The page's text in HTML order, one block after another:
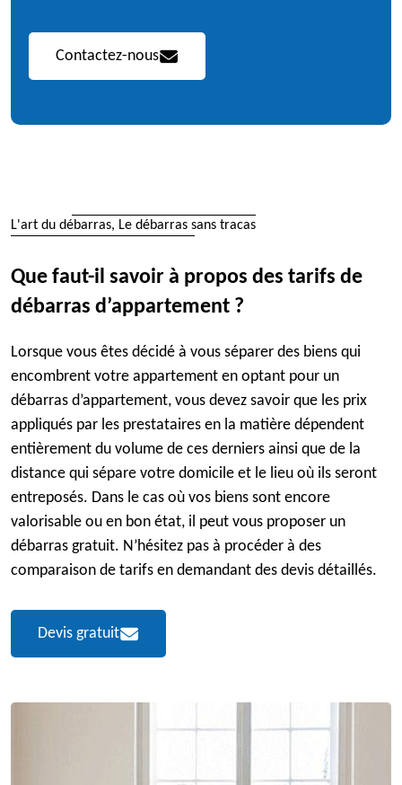
Contactez-nous
L'art du débarras, Le débarras sans tracas
Que faut-il savoir à propos des tarifs de
débarras d’appartement ?
Lorsque vous êtes décidé à vous séparer des biens qui
encombrent votre appartement en optant pour un
débarras d’appartement, vous devez savoir que les prix
appliqués par les prestataires en la matière dépendent
entièrement du volume de ces derniers ainsi que de la
distance qui sépare votre domicile et le lieu où ils seront
entreposés. Dans le cas où vos biens sont encore
valorisable ou en bon état, il peut vous proposer un
débarras gratuit. N’hésitez pas à procéder à des
comparaison de tarifs en demandant des devis détaillés.
Devis gratuit